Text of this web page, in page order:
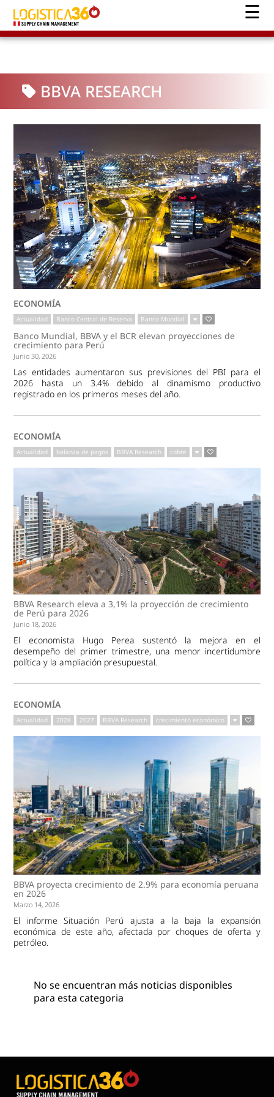
BBVA RESEARCH
ECONOMÍA
Actualidad Banco Central de Reserva Banco Mundial
Banco Mundial, BBVA y el BCR elevan proyecciones de
crecimiento para Perú
Junio 30, 2026
Las entidades aumentaron sus previsiones del PBI para el
2026 hasta un 3.4% debido al dinamismo productivo
registrado en los primeros meses del año.
ECONOMÍA
Actualidad balanza de pagos BBVA Research cobre
BBVA Research eleva a 3,1% la proyección de crecimiento
de Perú para 2026
Junio 18, 2026
El economista Hugo Perea sustentó la mejora en el
desempeño del primer trimestre, una menor incertidumbre
política y la ampliación presupuestal.
ECONOMÍA
Actualidad 2026 2027 BBVA Research crecimiento económico
BBVA proyecta crecimiento de 2.9% para economía peruana
en 2026
Marzo 14, 2026
El informe Situación Perú ajusta a la baja la expansión
económica de este año, afectada por choques de oferta y
petróleo.
No se encuentran más noticias disponibles
para esta categoria